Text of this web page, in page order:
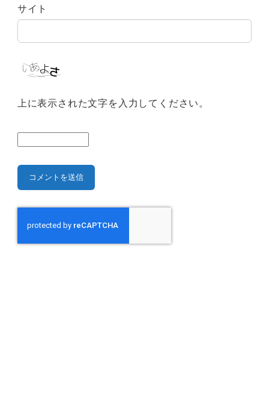
サイト
上に表示された文字を入力してください。